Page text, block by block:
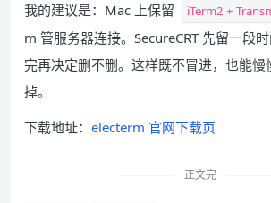
我的建议是：Mac 上保留
iTerm2 +
m 管服务器连接。SecureCRT 先留一段
完再决定删不删。这样既不冒进，也能慢
掉。
下载地址： electerm 官网下载页
正文完